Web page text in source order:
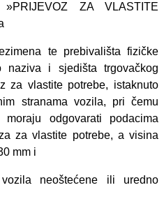
ZA VLASTITE
te prebivališta fizičke
naziva i sjedišta trgovačkog
za vlastite potrebe, istaknuto
stranama vozila, pri čemu
odgovarati podacima
za vlastite potrebe, a visina
mm i
neoštećene ili uredno